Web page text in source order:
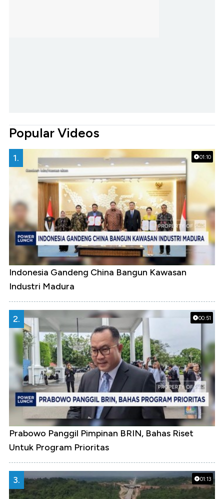
Popular Videos
01:10
1.
Indonesia Gandeng China Bangun Kawasan
Industri Madura
00:51
2.
Prabowo Panggil Pimpinan BRIN, Bahas Riset
Untuk Program Prioritas
01:13
3.